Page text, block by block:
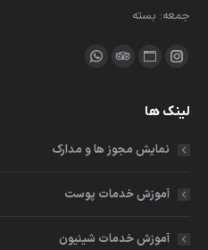
جمعه: بسته
ما را دنبال کنید در:
اینستاگرام
کردن
جدید
وبسایت
کردن
در
جدید
مشاور
در
واتساپ
در
جدید
لینک ها
نمایش مجوز ها و مدارک
آموزش خدمات پوست
آموزش خدمات شینیون